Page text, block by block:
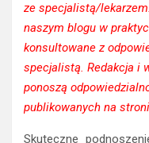
ze specjalistą/
naszym blogu w
konsultowane z
specjalistą. Redakcja i
ponoszą
publikowanych na
Skuteczne